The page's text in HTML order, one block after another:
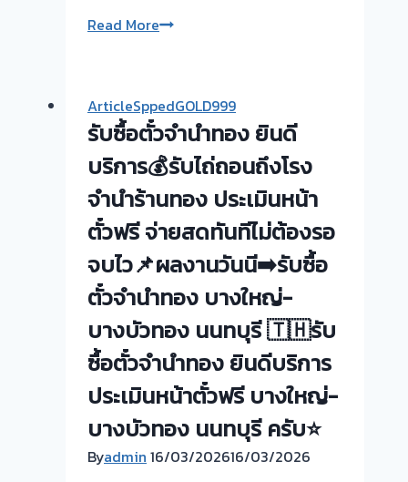
Read Moreสวัสดี
ตั๋ว
จำนำ
ทอง
รับ
ซื้อ
ทอง
สถาน
ที่
วัน
นี้
ให้
บริการ
ลูกค้า
คลองเตย
พระราม4
ArticleSppedGOLD999
รับซื้อตั๋วจำนำทอง ยินดี
บริการ💰รับไถ่ถอนถึงโรง
จำนำร้านทอง ประเมินหน้า
ตั๋วฟรี จ่ายสดทันทีไม่ต้องรอ
จบไว📌ผลงานวันนี➡️รับซื้อ
ตั๋วจำนำทอง บางใหญ่-
บางบัวทอง นนทบุรี 🇹🇭รับ
ซื้อตั๋วจำนำทอง ยินดีบริการ
ประเมินหน้าตั๋วฟรี บางใหญ่-
บางบัวทอง นนทบุรี ครับ⭐
Byadmin 16/03/202616/03/2026